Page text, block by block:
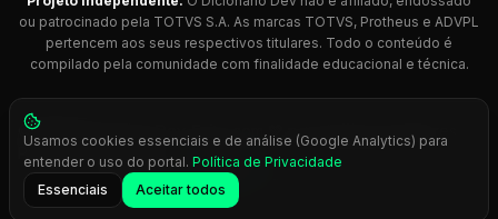
ou patrocinado pela TOTVS S.A. As marcas TOTVS, Protheus e ADVPL
pertencem aos seus respectivos titulares. Todo o conteúdo é
compilado pela comunidade com finalidade educacional e técnica.
© 2026 Dicionário Dev. Feito com 💚 para desenvolvedores
Protheus.
Press Ctrl+K
Usamos cookies essenciais e de análise (Google Analytics) para
entender o uso do portal. Política de Privacidade
Essenciais
Aceitar todos